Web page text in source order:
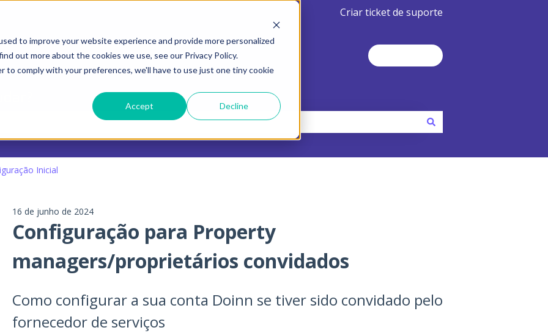
to improve your website experience and provide more personalized
out more about the cookies we use, see our Privacy Policy.
comply with your preferences, we'll have to use just one tiny cookie
Accept Decline
Criar ticket de suporte
de pesquisa está vazio.
Inicial
16 de junho de 2024
Configuração para Property
managers/proprietários convidados
Como configurar a sua conta Doinn se tiver sido convidado pelo
fornecedor de serviços